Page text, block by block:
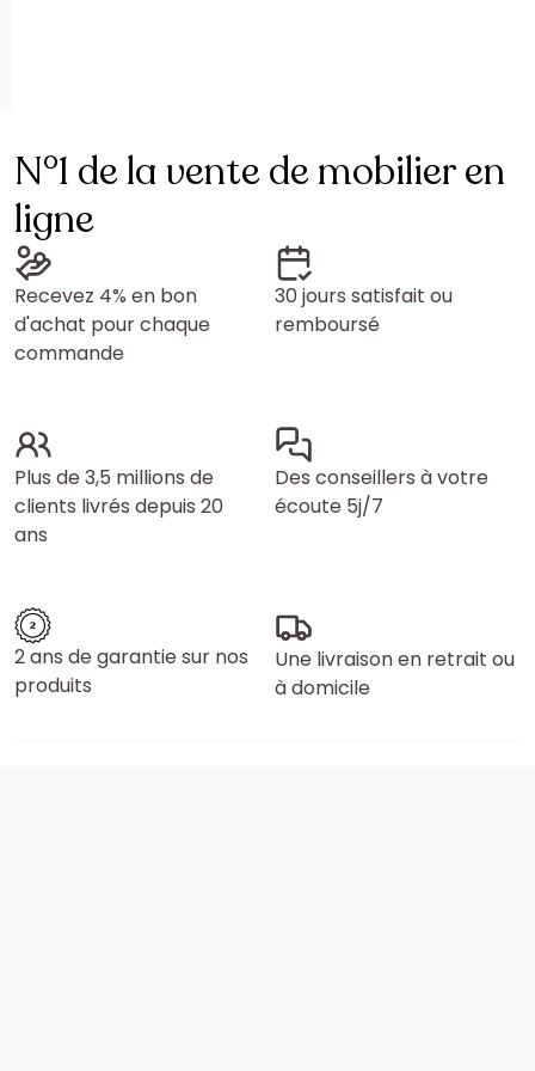
N°1 de la vente de mobilier en
ligne
Recevez 4% en bon
d'achat pour chaque
commande
30 jours satisfait ou
remboursé
Plus de 3,5 millions de
clients livrés depuis 20
ans
Des conseillers à votre
écoute 5j/7
2 ans de garantie sur nos
produits
Une livraison en retrait ou
à domicile